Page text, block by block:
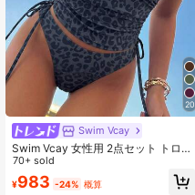
20
Swim Vcay
Swim Vcay 女性用 2点セット トロピ
カル セクシー ヒョウ柄 スパゲッテ
ィストラップ トップ タイサイド ビ
キニセット、エレガントなバカンス
70+ sold
¥983 -24% 概算